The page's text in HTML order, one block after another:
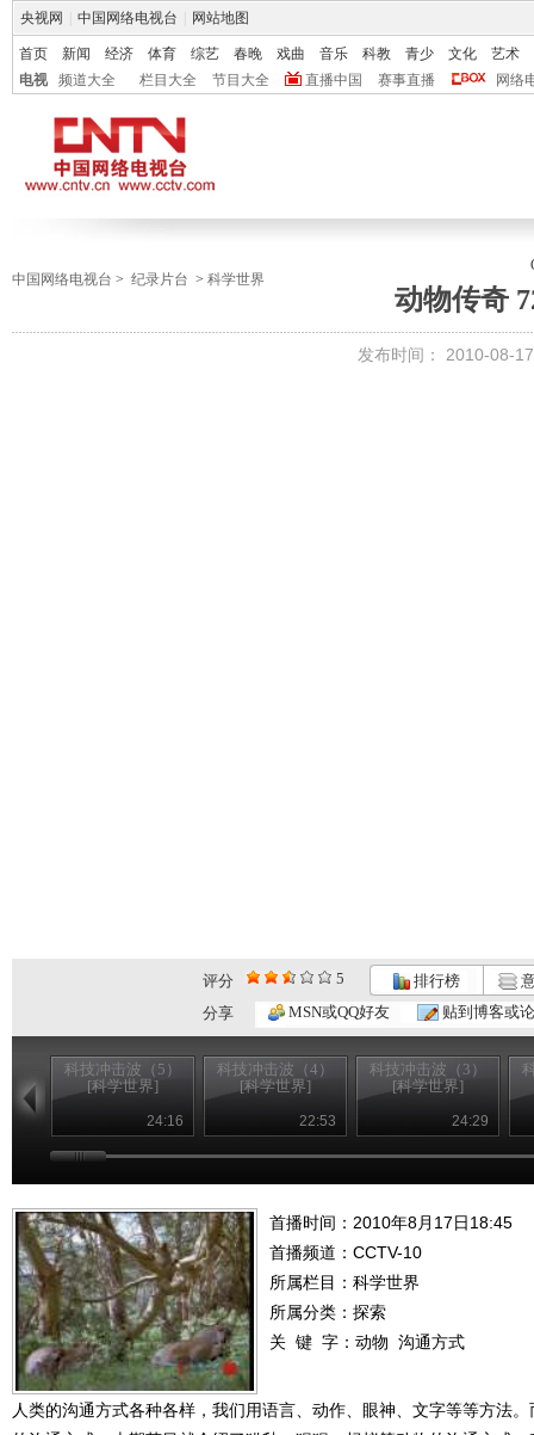
央视网 中国网络电视台 网站地图
首页 新闻 经济 体育 综艺 春晚 戏曲 音乐 科教 青少 文化
艺术
电视
频道大全 栏目大全 节目大全 直播中国 赛事直播 网络
中国网络电视台 > 纪录片台 > 科学世界
动物传奇
发布时间： 2010-08-
评分 5 排行榜
分享
MSN或QQ好友 贴到博客或
科技冲击波（5）
[科学世界]
24:16
科技冲击波（4）
[科学世界]
22:53
科技冲击波（3）
[科学世界]
24:29
首播时间：2010年8月17日18:45
首播频道： CCTV-10
所属栏目： 科学世界
所属分类：探索
关 键 字： 动物 沟通方式
人类的沟通方式各种各样，我们用语言、动作、眼神、文字等等方法